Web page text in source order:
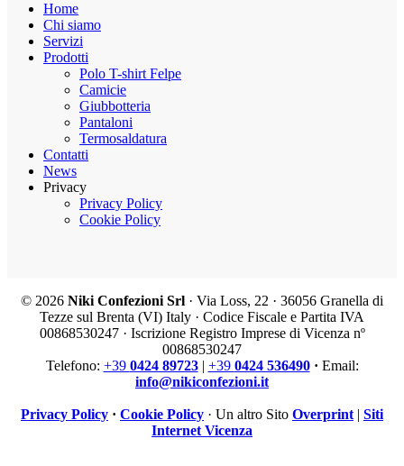
Home
Chi siamo
Servizi
Prodotti
Polo T-shirt Felpe
Camicie
Giubbotteria
Pantaloni
Termosaldatura
Contatti
News
Privacy
Privacy Policy
Cookie Policy
© 2026 Niki Confezioni Srl · Via Loss, 22 · 36056 Granella di
Tezze sul Brenta (VI) Italy · Codice Fiscale e Partita IVA
00868530247 · Iscrizione Registro Imprese di Vicenza nº
00868530247
Telefono: +39 0424 89723| +39 0424 536490· Email:
info@nikiconfezioni.it
Privacy Policy · Cookie Policy · Un altro Sito Overprint | Siti
Internet Vicenza